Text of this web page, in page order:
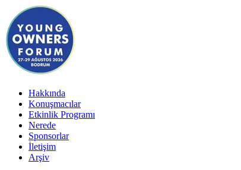
Hakkında
Konuşmacılar
Etkinlik Programı
Nerede
Sponsorlar
İletişim
Arşiv